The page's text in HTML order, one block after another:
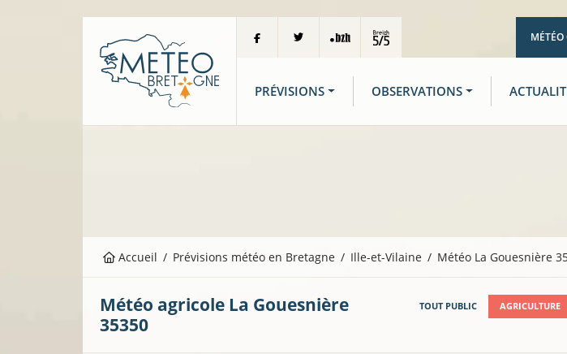
MÉTÉO
PRÉVISIONS OBSERVATIONS
Accueil Prévisions météo en Bretagne Ille-et-Vilaine Météo La Gouesnière
Météo agricole La Gouesnière
35350
TOUT PUBLIC AGRICULTURE